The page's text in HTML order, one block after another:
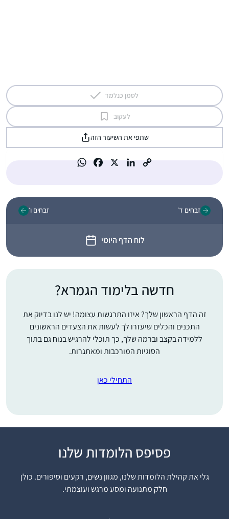
לסמן כנלמד
לעקוב
שתפי את השיעור הזה
זבחים ד׳
לוח הדף היומי
זבחים ו׳
חדשה בלימוד הגמרא?
זה הדף הראשון שלך? איזו התרגשות עצומה! יש לנו בדיוק את
התכנים והכלים שיעזרו לך לעשות את הצעדים הראשונים
ללמידה בקצב וברמה שלך, כך תוכלי להרגיש בנוח גם בתוך
הסוגיות המורכבות ומאתגרות.
התחילי כאן
פסיפס הלומדות שלנו
גלי את קהילת הלומדות שלנו, מגוון נשים, רקעים וסיפורים. כולן
חלק מתנועה ומסע מרגש ועוצמתי.
אני לומדת גמרא כעשור
הדף היומי התחלתי
כשחברה הציעה שאצטרף